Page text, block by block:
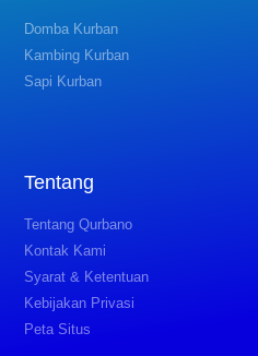
Domba Kurban
Kambing Kurban
Sapi Kurban
Tentang
Tentang Qurbano
Kontak Kami
Syarat & Ketentuan
Kebijakan Privasi
Peta Situs